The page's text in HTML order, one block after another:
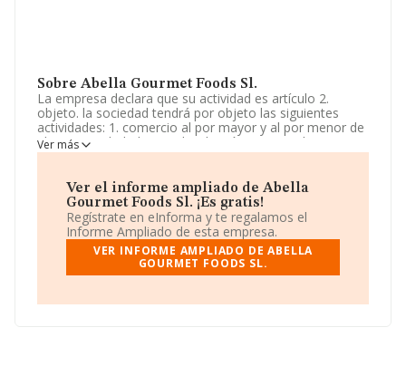
Sobre Abella Gourmet Foods Sl.
La empresa declara que su actividad es artículo 2.
objeto. la sociedad tendrá por objeto las siguientes
actividades: 1. comercio al por mayor y al por menor de
alimentos y bebidas. su distribución comercial e
importación y exportación de los mismos. La empresa
Limitada. Su CNAE corresponde a 4639 con código
'Comercio al por mayor, no especializado, de productos
alimenticios, bebidas y tabaco'. La compañía es
importadora y exportadora.
La dirección de correo esinfo@abellahoney.com
página web eswww.abellagourmet.com.
La sociedad españolaAbella Gourmet Foods S.L, CIF
Ver más
Ver el informe ampliado de Abella
Gourmet Foods Sl. ¡Es gratis!
Regístrate en eInforma y te regalamos el
Informe Ampliado de esta empresa.
VER INFORME AMPLIADO DE ABELLA
GOURMET FOODS SL.